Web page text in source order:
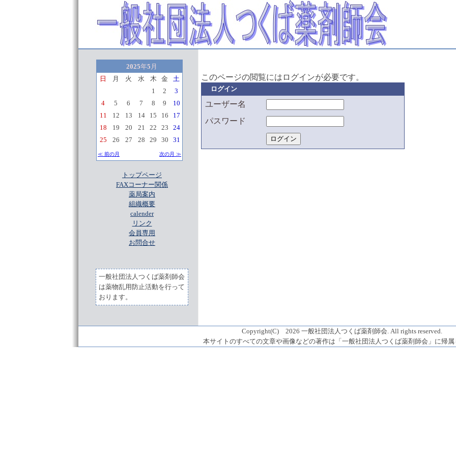
2025年5 月
日
月 火 水 木 金
土
1
2
3
4
5 6 7 8 9
10
11
12 13 14 15 16
17
18
19 20 21 22 23
24
25
26 27 28 29 30 31
≪ 前の月 次の月 ≫
トップページ
FAXコーナー関係
薬局案内
組織概要
calender
リンク
会員専用
お問合せ
一般社団法人つくば薬剤師会
は薬物乱用防止活動を行って
おります。
このページの閲覧にはログインが必要です。
ログイン
ユーザー名
パスワード
Copyright(C) 2026 一般社団法人つくば薬剤師会. All rights reserved.
本サイトのすべての文章や画像などの著作は「一般社団法人つくば薬剤師会」に帰